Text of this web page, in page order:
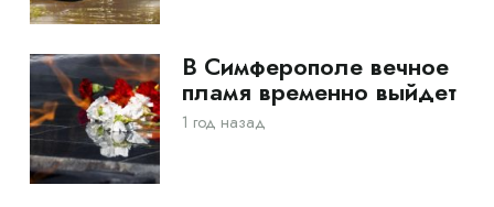
В Симферополе вечное
пламя временно выйдет
1 год назад